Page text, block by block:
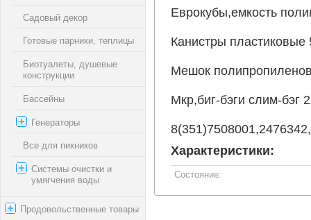
Садовый декор
Готовые парники, теплицы
Биотуалеты, душевые
конструкции
Бассейны
Генераторы
Все для пикников
Системы очистки и
умягчения воды
Продовольственные товары
Еврокубы,емкость
Канистры пластиковые
Мешок
Мкр,биг-бэги слим-бэг
Характеристики:
Состояние: